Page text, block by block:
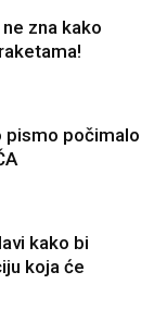
zna kako
pismo počimalo
kako bi
koja će